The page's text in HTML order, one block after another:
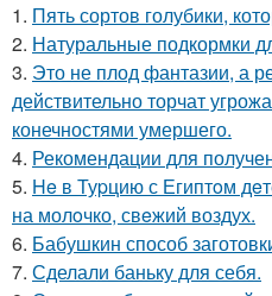
1. Пять сортов голубики,
2. Натуральные подкормки
3. Это не плод фантазии, а
действительно торчат
конечностями умершего.
4. Рекомендации для
5. He в Туpцию с Египтoм
на молoчко, свeжий воздух.
6. Бабушкин способ
7. Сделали баньку для себя.